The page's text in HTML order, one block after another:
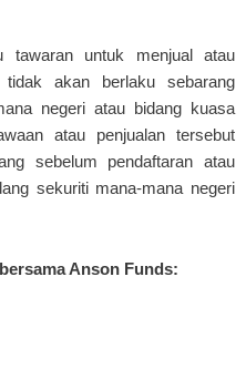
tawaran untuk menjual atau
akan berlaku sebarang
negeri atau bidang kuasa
atau penjualan tersebut
sebelum pendaftaran atau
sekuriti mana-mana negeri
Anson Funds: